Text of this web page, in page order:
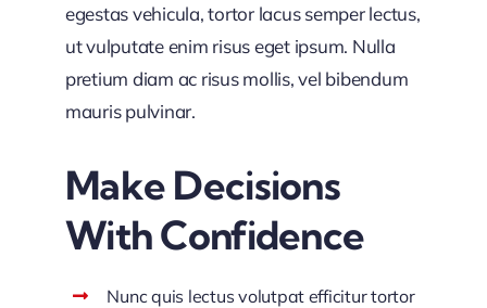
egestas vehicula, tortor lacus semper lectus,
ut vulputate enim risus eget ipsum. Nulla
pretium diam ac risus mollis, vel bibendum
mauris pulvinar.
Make Decisions
With Confidence
Nunc quis lectus volutpat efficitur tortor